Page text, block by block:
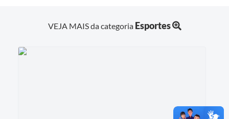
VEJA MAIS da categoria Esportes